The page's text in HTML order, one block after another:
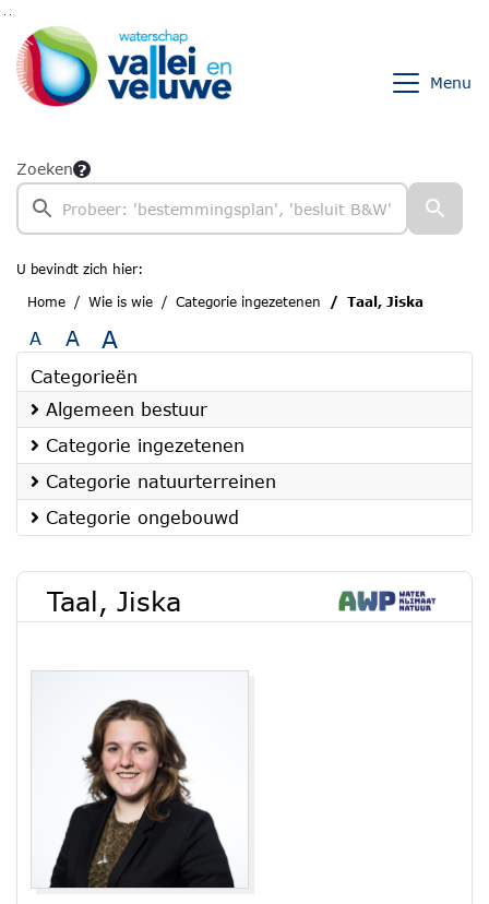
Ga naar de inhoud van deze pagina
Ga naar het zoeken
Ga naar het menu
Menu
Zoeken
U bevindt zich hier:
Home
Wie is wie Categorie ingezetenen Taal, Jiska
A A A
Categorieën
Algemeen bestuur
Categorie ingezetenen
Categorie natuurterreinen
Categorie ongebouwd
Taal, Jiska